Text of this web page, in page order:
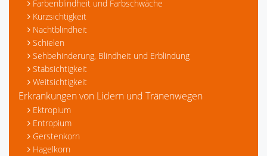
Farbenblindheit und Farbschwäche
Kurzsichtigkeit
Nachtblindheit
Schielen
Sehbehinderung, Blindheit und Erblindung
Stabsichtigkeit
Weitsichtigkeit
Erkrankungen von Lidern und Tränenwegen
Ektropium
Entropium
Gerstenkorn
Hagelkorn